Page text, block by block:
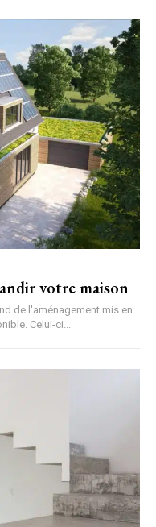
votre maison
de l'aménagement mis en
Celui-ci...